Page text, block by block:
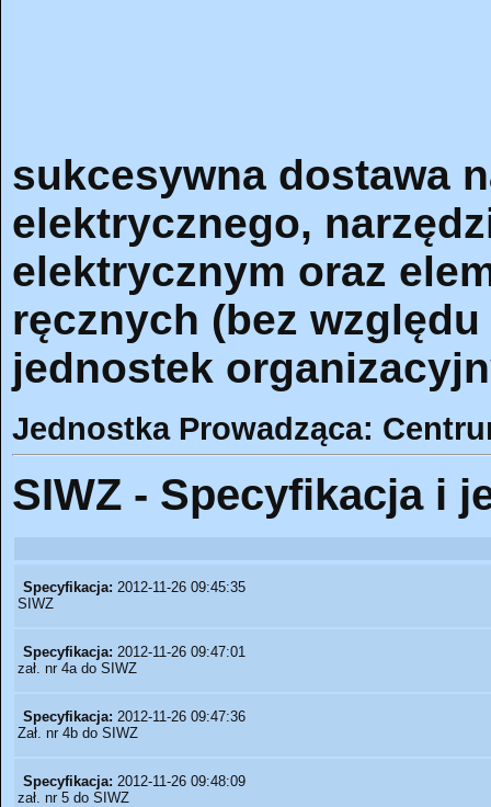
sukcesywna dostawa
elektrycznego,
elektrycznym oraz
ręcznych (bez
jednostek
Jednostka Prowadząca:
SIWZ - Specyfikacja i
Specyfikacja: 2012-11-26 09:45:35
SIWZ
Specyfikacja: 2012-11-26 09:47:01
zał. nr 4a do SIWZ
Specyfikacja: 2012-11-26 09:47:36
Zał. nr 4b do SIWZ
Specyfikacja: 2012-11-26 09:48:09
zał. nr 5 do SIWZ